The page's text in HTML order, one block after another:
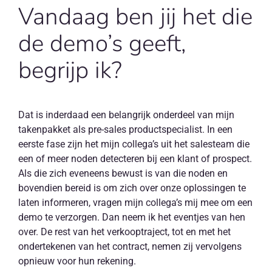
Vandaag ben jij het die
de demo’s geeft,
begrijp ik?
Dat is inderdaad een belangrijk onderdeel van mijn
takenpakket als pre-sales productspecialist. In een
eerste fase zijn het mijn collega’s uit het salesteam die
een of meer noden detecteren bij een klant of prospect.
Als die zich eveneens bewust is van die noden en
bovendien bereid is om zich over onze oplossingen te
laten informeren, vragen mijn collega’s mij mee om een
demo te verzorgen. Dan neem ik het eventjes van hen
over. De rest van het verkooptraject, tot en met het
ondertekenen van het contract, nemen zij vervolgens
opnieuw voor hun rekening.